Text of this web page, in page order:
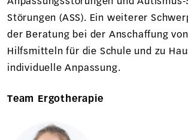
Störungen (ASS). Ein weiterer
der Beratung bei der Anschaffung
Hilfsmitteln für die Schule und zu
individuelle Anpassung.
Team Ergotherapie